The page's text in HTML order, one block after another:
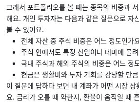
그래서 포트폴리오를 볼 때는 종목의 비중과
해요. 개인 투자자는 다음과 같은 질문으로 자
볼 수 있어요.
전체 자산 중 주식 비중은 어느 정도인가
주식 안에서도 특정 산업이나 테마에 몰
국내 주식과 해외 주식의 비중은 어느 정
현금은 생활비와 투자 기회를 감당할 만
이 질문에 답하다 보면 내 계좌가 어떤 시장
요. 금리가 오를 때 약한지, 환율이 움직일 때